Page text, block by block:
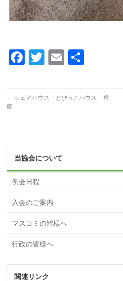
Facebook
TwitterEmail
← シェアハウス「とびっこハウス」視
察
当協会について
例会日程
入会のご案内
マスコミの皆様へ
行政の皆様へ
関連リンク